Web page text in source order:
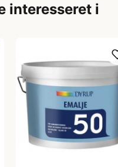
interesseret i